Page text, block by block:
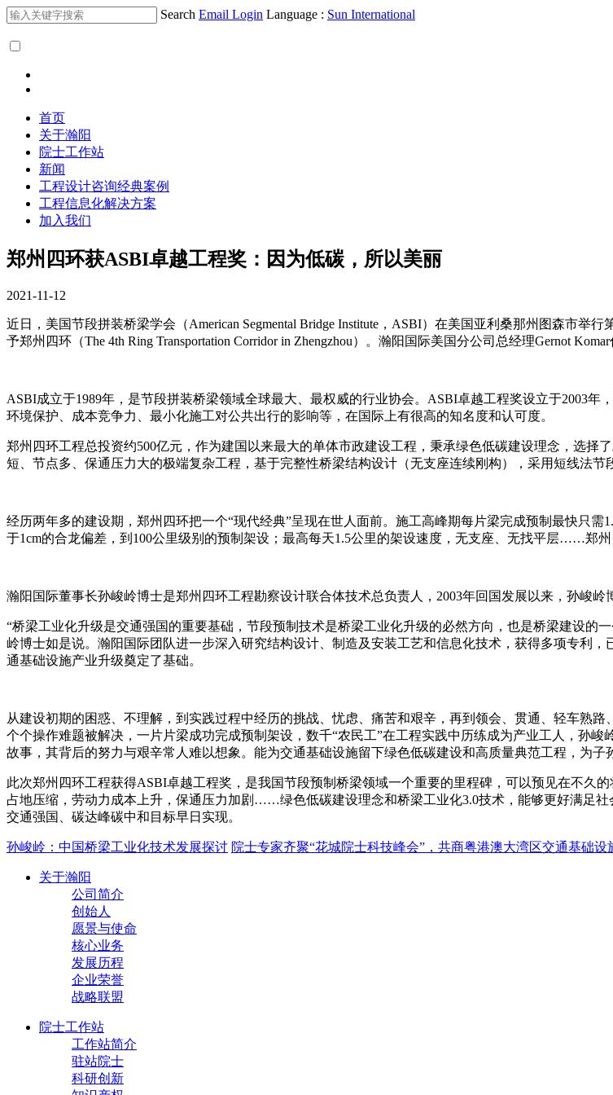
Search Email Login Language : Sun International
首页
关于瀚阳
院士工作站
新闻
工程设计咨询经典案例
工程信息化解决方案
加入我们
郑州四环获ASBI卓越工程奖：因为低碳，所以美丽
2021-11-12
近日，美国节段拼装桥梁学会（American Segmental Bridge Institute，ASBI）在美国亚利桑那州图森市举
予郑州四环（The 4th Ring Transportation Corridor in Zhengzhou）。瀚阳国际美国分公司总经理Gernot
ASBI成立于1989年，是节段拼装桥梁领域全球最大、最权威的行业协会。ASBI卓越工程奖设立于2003
环境保护、成本竞争力、最小化施工对公共出行的影响等，在国际上有很高的知名度和认可度。
郑州四环工程总投资约500亿元，作为建国以来最大的单体市政建设工程，秉承绿色低碳建设理念，选择
短、节点多、保通压力大的极端复杂工程，基于完整性桥梁结构设计（无支座连续刚构），采用短线法
经历两年多的建设期，郑州四环把一个“现代经典”呈现在世人面前。施工高峰期每片梁完成预制最快只
于1cm的合龙偏差，到100公里级别的预制架设；最高每天1.5公里的架设速度，无支座、无找平层……郑州
瀚阳国际董事长孙峻岭博士是郑州四环工程勘察设计联合体技术总负责人，2003年回国发展以来，孙峻岭
“桥梁工业化升级是交通强国的重要基础，节段预制技术是桥梁工业化升级的必然方向，也是桥梁建设的
岭博士如是说。瀚阳国际团队进一步深入研究结构设计、制造及安装工艺和信息化技术，获得多项专利
通基础设施产业升级奠定了基础。
从建设初期的困惑、不理解，到实践过程中经历的挑战、忧虑、痛苦和艰辛，再到领会、贯通、轻车熟
个个操作难题被解决，一片片梁成功完成预制架设，数千“农民工”在工程实践中历练成为产业工人，孙
故事，其背后的努力与艰辛常人难以想象。能为交通基础设施留下绿色低碳建设和高质量典范工程，为子
此次郑州四环工程获得ASBI卓越工程奖，是我国节段预制桥梁领域一个重要的里程碑，可以预见在不久
占地压缩，劳动力成本上升，保通压力加剧……绿色低碳建设理念和桥梁工业化3.0技术，能够更好满足
交通强国、碳达峰碳中和目标早日实现。
孙峻岭：中国桥梁工业化技术发展探讨 院士专家齐聚“花城院士科技峰会”，共商粤港澳大湾区交通基础设
关于瀚阳
公司简介
创始人
愿景与使命
核心业务
发展历程
企业荣誉
战略联盟
院士工作站
工作站简介
驻站院士
科研创新